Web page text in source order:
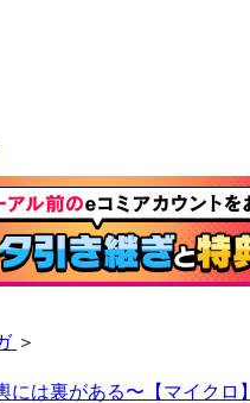
＞
には裏がある〜【マイクロ】